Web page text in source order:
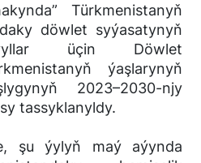
Türkmenistanyň
döwlet syýasatynyň
ýyllar üçin Döwlet
ýaşlarynyň
2023–2030-njy
tassyklanyldy.
şu ýylyň maý aýynda